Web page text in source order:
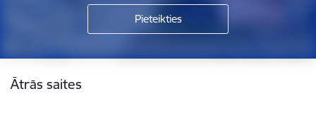
Ātrās saites